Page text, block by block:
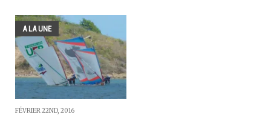
A LA UNE
FÉVRIER 22ND, 2016